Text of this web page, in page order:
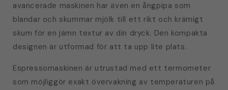
avancerade maskinen har även en ångpipa som
blandar och skummar mjölk till ett rikt och krämigt
skum för en jämn textur av din dryck. Den kompakta
designen är utformad för att ta upp lite plats.
Espressomaskinen är utrustad med ett termometer
som möjliggör exakt övervakning av temperaturen på